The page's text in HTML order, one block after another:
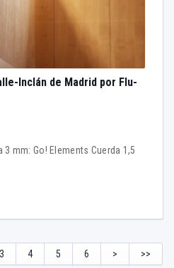
Inclán de Madrid por Flu-
3 mm: Go! Elements Cuerda 1,5
3 4 5 6 > >>